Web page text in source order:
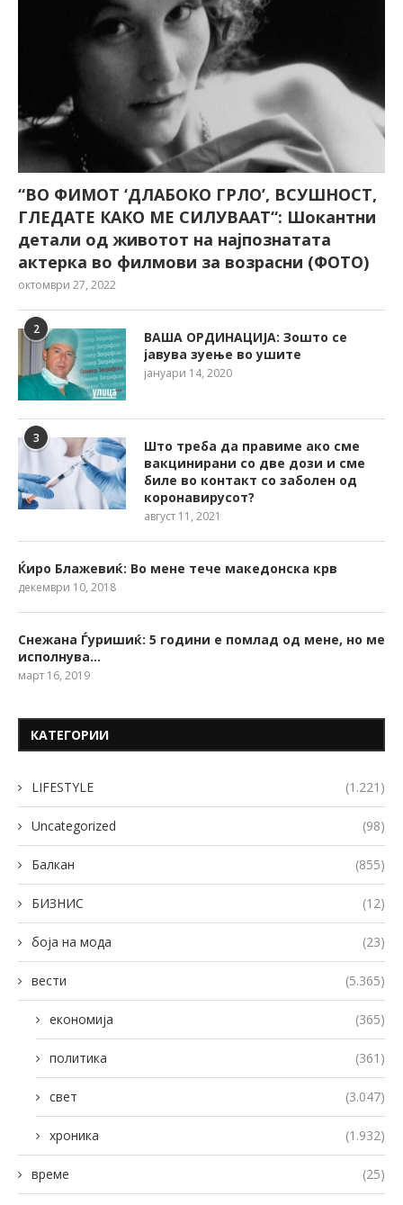
“ВО ФИМОТ ‘ДЛАБОКО ГРЛО’, ВСУШНОСТ,
ГЛЕДАТЕ КАКО МЕ СИЛУВААТ“: Шокантни
детали од животот на најпознатата
актерка во филмови за возрасни (ФОТО)
октомври 27, 2022
2
ВАША ОРДИНАЦИЈА: Зошто се
јавува зуење во ушите
јануари 14, 2020
3
Што треба да правиме ако сме
вакцинирани со две дози и сме
биле во контакт со заболен од
коронавирусот?
август 11, 2021
Ќиро Блажевиќ: Во мене тече македонска крв
декември 10, 2018
Снежана Ѓуришиќ: 5 години е помлад од мене, но ме
исполнува…
март 16, 2019
КАТЕГОРИИ
LIFESTYLE (1.221)
Uncategorized (98)
Балкан (855)
БИЗНИС (12)
боја на мода (23)
вести (5.365)
економија (365)
политика (361)
свет (3.047)
хроника (1.932)
време (25)